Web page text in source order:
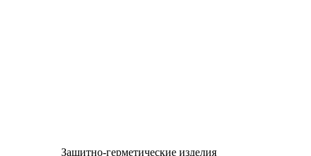
Защитно-герметические изделия